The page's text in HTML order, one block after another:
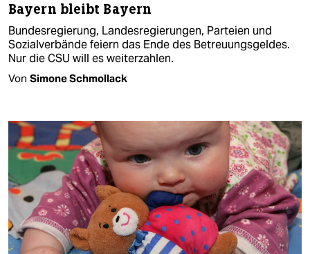
Bayern bleibt Bayern
Bundesregierung, Landesregierungen, Parteien und
Sozialverbände feiern das Ende des Betreuungsgeldes.
Nur die CSU will es weiterzahlen.
Von Simone Schmollack